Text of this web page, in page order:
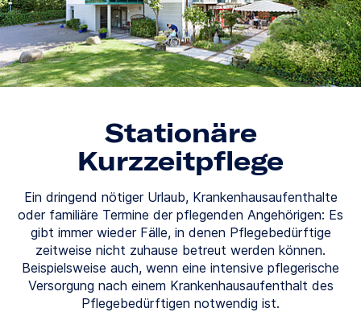
Stationäre
Kurzzeitpflege
Ein dringend nötiger Urlaub, Krankenhausaufenthalte
oder familiäre Termine der pflegenden Angehörigen: Es
gibt immer wieder Fälle, in denen Pflegebedürftige
zeitweise nicht zuhause betreut werden können.
Beispielsweise auch, wenn eine intensive pflegerische
Versorgung nach einem Krankenhausaufenthalt des
Pflegebedürftigen notwendig ist.